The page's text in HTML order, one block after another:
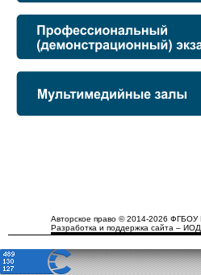
Авторское право © 2014-2026 ФГБОУ
Разработка и поддержка сайта –